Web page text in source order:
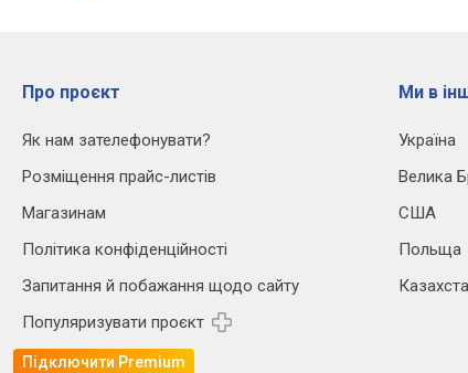
Про проєкт
Як нам зателефонувати?
Розміщення прайс-листів
Магазинам
Політика конфіденційності
Запитання й побажання щодо сайту
Популяризувати проєкт
Підключити Premium
Ми в
Україна
Велика
США
Польща